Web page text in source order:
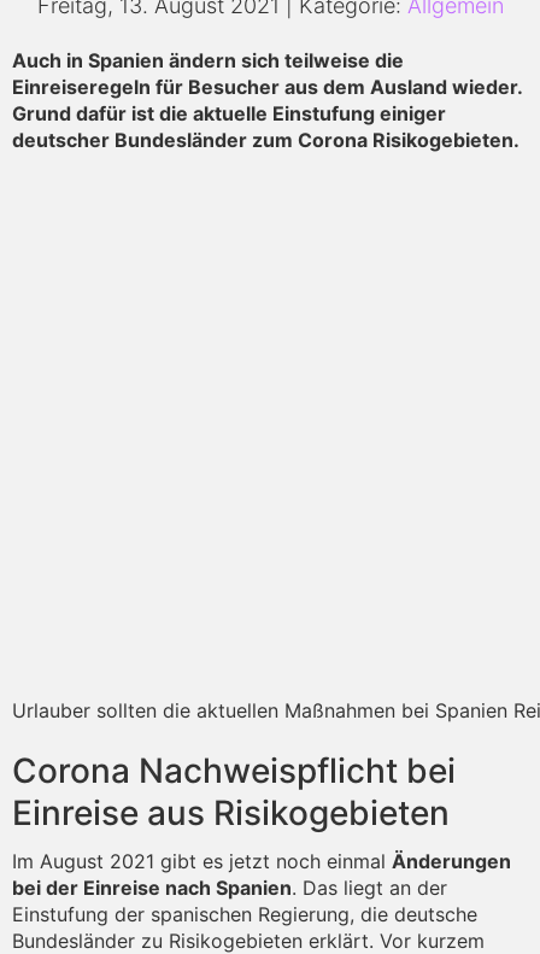
Freitag, 13. August 2021 | Kategorie: Allgemein
Auch in Spanien ändern sich teilweise die
Einreiseregeln für Besucher aus dem Ausland wieder.
Grund dafür ist die aktuelle Einstufung einiger
deutscher Bundesländer zum Corona Risikogebieten.
Urlauber sollten die aktuellen Maßnahmen bei Spanien
Corona Nachweispflicht bei
Einreise aus Risikogebieten
Im August 2021 gibt es jetzt noch einmal Änderungen
bei der Einreise nach Spanien. Das liegt an der
Einstufung der spanischen Regierung, die deutsche
Bundesländer zu Risikogebieten erklärt. Vor kurzem